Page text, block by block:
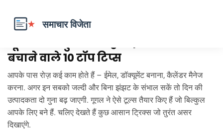
गूगल कार्यकुशलता: हर दिन का समय
बचाने वाले 10 टॉप टिप्स
आपके पास रोज़ कई काम होते हैं – ईमेल, डॉक्यूमेंट बनाना, कैलेंडर मैनेज
करना. अगर इन सबको जल्दी और बिना झंझट के संभाल सकें तो दिन की
उत्पादकता दो गुना बढ़ जाएगी. गूगल ने ऐसे टूल्स तैयार किए हैं जो बिल्कुल
आपके लिए बने हैं. चलिए देखते हैं कुछ आसान ट्रिक्स जो तुरंत असर
दिखाएंगे.